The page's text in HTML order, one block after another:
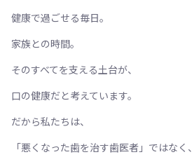
健康で過ごせる毎日。
家族との時間。
そのすべてを支える土台が、
口の健康だと考えています。
だから私たちは、
「悪くなった歯を治す歯医者」ではなく、